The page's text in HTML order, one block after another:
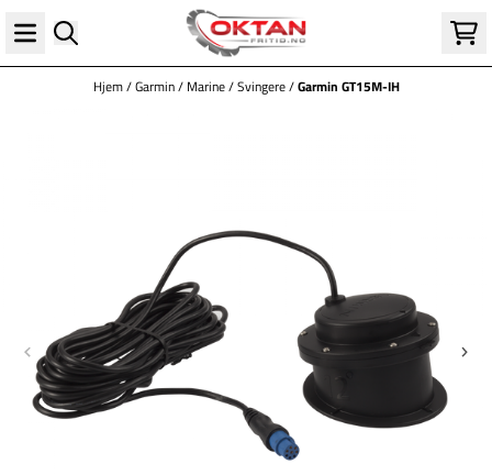
Hopp til innhold
Hjem/Garmin/ Marine/Svingere/Garmin GT15M-IH